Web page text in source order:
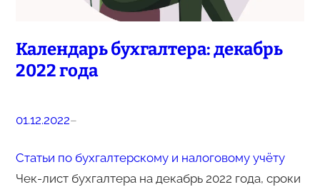
Календарь бухгалтера: декабрь
2022 года
01.12.2022–
Статьи по бухгалтерскому и налоговому учёту
Чек-лист бухгалтера на декабрь 2022 года, сроки